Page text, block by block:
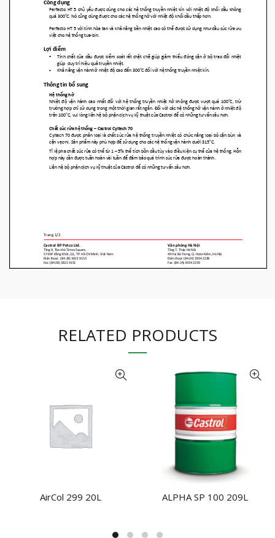
RELATED PRODUCTS
NHẬN BÁO GIÁ
AirCol 299 20L NHẬN BÁO GIÁ
ALPHA SP 100 209L